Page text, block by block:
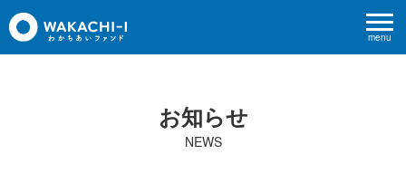
menu
お知らせ
NEWS